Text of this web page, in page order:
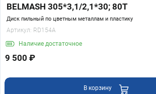
BELMASH
Станок
BELMASH 305*3,1/2,1*30; 80T
Диск пильный по цветным металлам и пластику
Артикул: RD154A
Наличие достаточное
9 500 ₽
В корзину